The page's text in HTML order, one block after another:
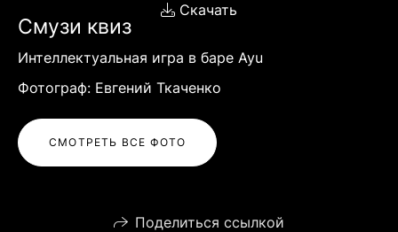
Скачать
Смузи квиз
Интеллектуальная игра в баре Ayu
Фотограф: Евгений Ткаченко
СМОТРЕТЬ ВСЕ ФОТО
Поделиться ссылкой